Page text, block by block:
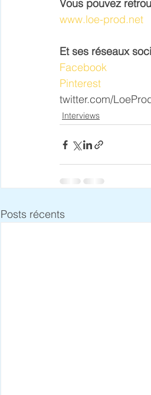
Vous pouvez
www.loe-prod.net
Et ses réseaux
Facebook
Pinterest
twitter.com/
Interviews
Posts récents